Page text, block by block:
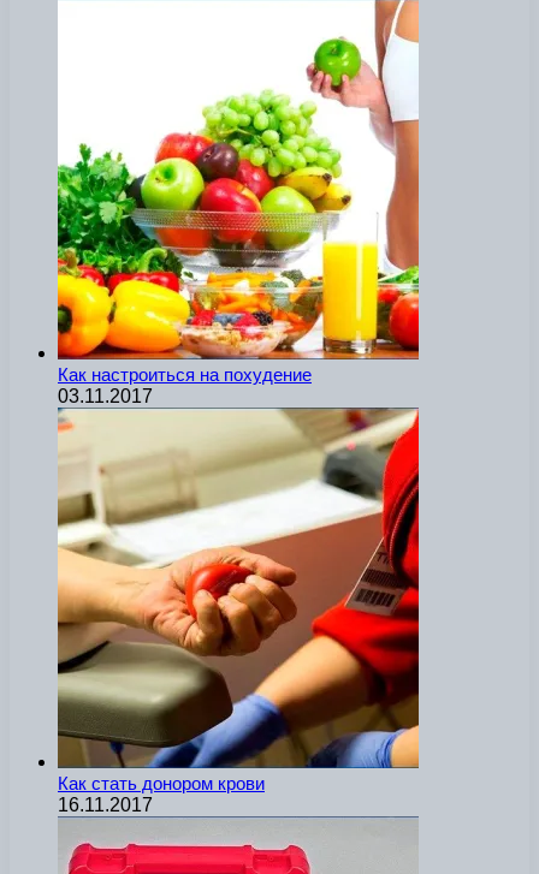
Как настроиться на похудение
03.11.2017
Как стать донором крови
16.11.2017